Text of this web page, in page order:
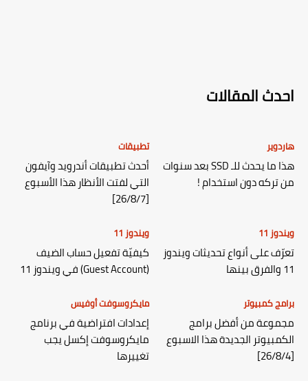
احدث المقالات
هاردوير
هذا ما يحدث للـ SSD بعد سنوات
من تركه دون استخدام !
تطبيقات
أحدث تطبيقات أندرويد وآيفون
التي لفتت الأنظار هذا الأسبوع
[26/8/7]
ويندوز 11
تعرّف على أنواع تحديثات ويندوز
11 والفرق بينها
ويندوز 11
كيفيّة تفعيل حساب الضيف
(Guest Account) في ويندوز 11
برامج كمبيوتر
مجموعة من أفضل برامج
الكمبيوتر الجديدة هذا الاسبوع
[26/8/4]
مايكروسوفت أوفيس
إعدادات افتراضية في برنامج
مايكروسوفت إكسل يجب
تغييرها